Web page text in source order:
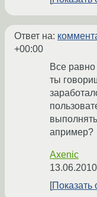
Ответ на:
+00:00
Все равно
ты
апример?
Axenic
Показать